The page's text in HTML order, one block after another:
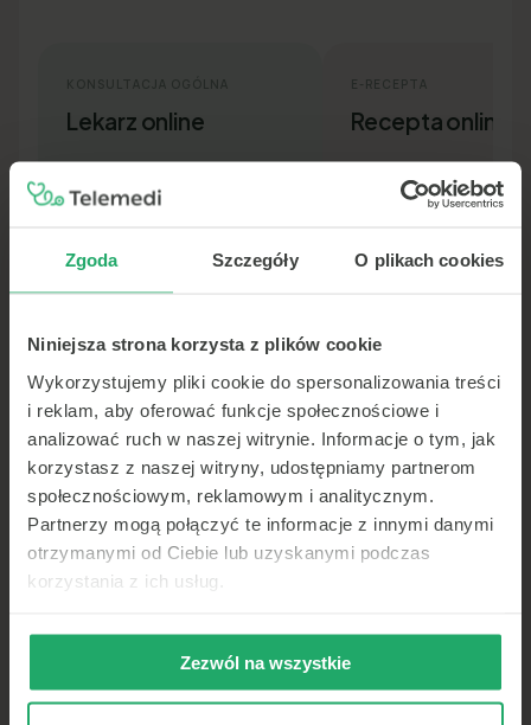
Zgoda Szczegóły O plikach cookies
Niniejsza strona korzysta z plików cookie
Wykorzystujemy pliki cookie do spersonalizowania treści
i reklam, aby oferować funkcje społecznościowe i
analizować ruch w naszej witrynie. Informacje o tym, jak
korzystasz z naszej witryny, udostępniamy partnerom
społecznościowym, reklamowym i analitycznym.
Partnerzy mogą połączyć te informacje z innymi danymi
otrzymanymi od Ciebie lub uzyskanymi podczas
korzystania z ich usług.
Zezwól na wszystkie
Lekarz online
Lekarz pierwszego kontaktu w 15
minut — wideo, telefon lub czat.
E-RECEPTA
Recepta online
Nowa recepta lub
leków bez wizyty osobiście.